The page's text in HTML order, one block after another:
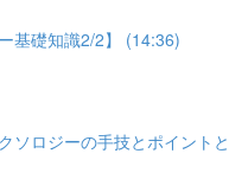
基礎知識2/2】 (14:36)
ソロジーの手技とポイントと